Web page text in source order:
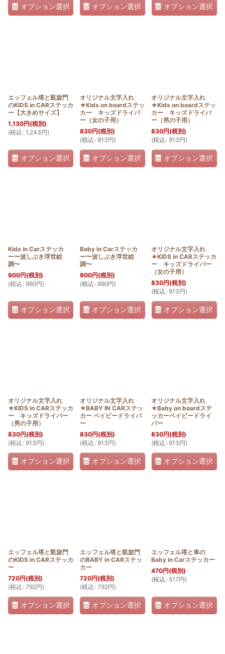
オプション選択 オプション選択 オプション選択
エッフェル塔と凱旋門
のKIDS in CARステッカ
ー【大きめサイズ】
1,130円(税別)
(税込 : 1,243円)
オプション選択
オリジナル文字入れ
★Kids on boardステッ
カー キッズドライバ
ー（女の子用）
830円(税別)
(税込 : 913円)
オプション選択
オリジナル文字入れ
★Kids on boardステッ
カー キッズドライバ
ー（男の子用）
830円(税別)
(税込 : 913円)
オプション選択
Kids in Carステッカ
ー〜波しぶき浮世絵
調〜
900円(税別)
(税込 : 990円)
オプション選択
Baby in Carステッカ
ー〜波しぶき浮世絵
調〜
900円(税別)
(税込 : 990円)
オプション選択
オリジナル文字入れ
★KIDS in CARステッカ
ー キッズドライバー
（女の子用）
830円(税別)
(税込 : 913円)
オプション選択
オリジナル文字入れ
★KIDS in CARステッカ
ー キッズドライバー
（男の子用）
830円(税別)
(税込 : 913円)
オプション選択
オリジナル文字入れ
★BABY IN CARステッ
カー ベイビードライバ
ー
830円(税別)
(税込 : 913円)
オプション選択
オリジナル文字入れ
★Baby on boardステ
ッカーベイビードライ
バー
830円(税別)
(税込 : 913円)
オプション選択
エッフェル塔と凱旋門
のKIDS in CARステッカ
ー
720円(税別)
(税込 : 792円)
オプション選択
エッフェル塔と凱旋門
のBABY in CARステッ
カー
720円(税別)
(税込 : 792円)
オプション選択
エッフェル塔と車の
Baby in Carステッカー
470円(税別)
(税込 : 517円)
オプション選択